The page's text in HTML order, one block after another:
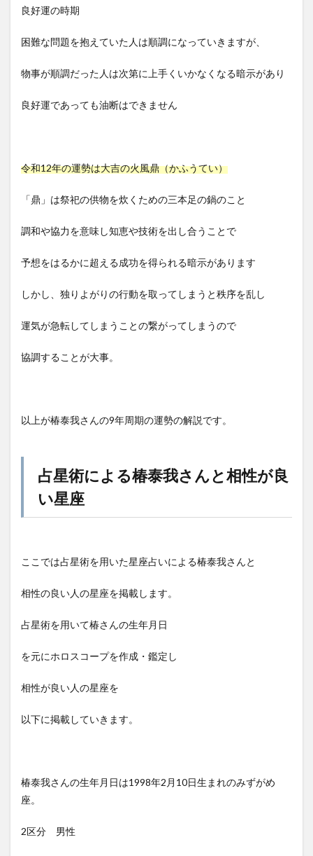
良好運の時期
困難な問題を抱えていた人は順調になっていきますが、
物事が順調だった人は次第に上手くいかなくなる暗示があり
良好運であっても油断はできません
令和12年の運勢は大吉の火風鼎（かふうてい）
「鼎」は祭祀の供物を炊くための三本足の鍋のこと
調和や協力を意味し知恵や技術を出し合うことで
予想をはるかに超える成功を得られる暗示があります
しかし、独りよがりの行動を取ってしまうと秩序を乱し
運気が急転してしまうことの繋がってしまうので
協調することが大事。
以上が椿泰我さんの9年周期の運勢の解説です。
占星術による椿泰我さんと相性が良
い星座
ここでは占星術を用いた星座占いによる椿泰我さんと
相性の良い人の星座を掲載します。
占星術を用いて椿さんの生年月日
を元にホロスコープを作成・鑑定し
相性が良い人の星座を
以下に掲載していきます。
椿泰我さんの生年月日は1998年2月10日生まれのみずがめ
座。
2区分 男性